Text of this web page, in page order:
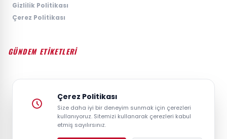
Gizlilik Politikası
Çerez Politikası
GÜNDEM ETİKETLERİ
#GÜNDEM #SIYASET #EKONOMI #SPOR #TEKNOLOJI
#DÜNYA
Çerez Politikası
Size daha iyi bir deneyim sunmak için çerezleri
kullanıyoruz. Sitemizi kullanarak çerezleri kabul
etmiş sayılırsınız.